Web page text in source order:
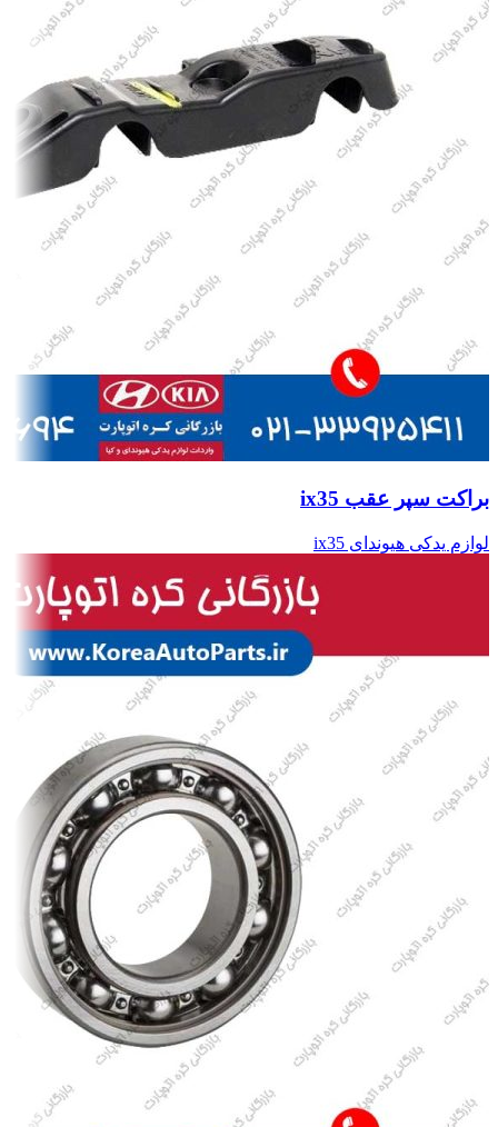
براکت سپر عقب ix35
لوازم یدکی هیوندای ix35